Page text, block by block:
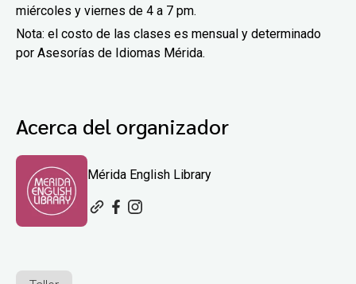
miércoles y viernes de 4 a 7 pm.
Nota: el costo de las clases es mensual y determinado
por Asesorías de Idiomas Mérida.
Acerca del organizador
Mérida English Library